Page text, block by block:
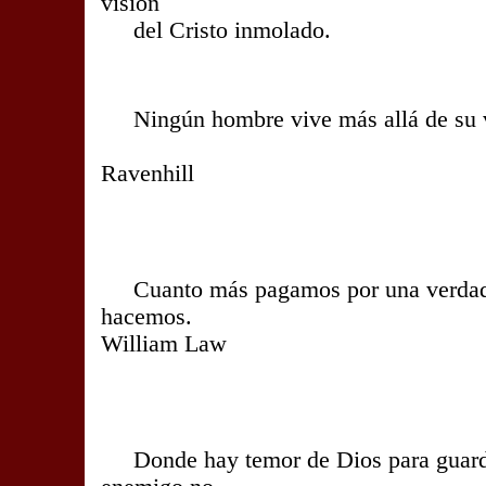
del Cristo inmolado.
Ningún hombre vive más allá de su
Ravenhill
Cuanto más pagamos por una
William Law
Donde hay temor de Dios para